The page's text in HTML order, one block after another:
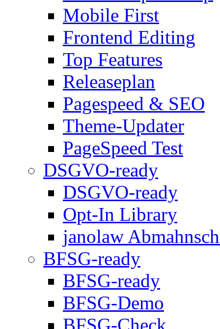
Mobile First
Frontend Editing
Top Features
Releaseplan
Pagespeed & SEO
Theme-Updater
PageSpeed Test
DSGVO-ready
DSGVO-ready
Opt-In Library
janolaw
BFSG-ready
BFSG-ready
BFSG-Demo